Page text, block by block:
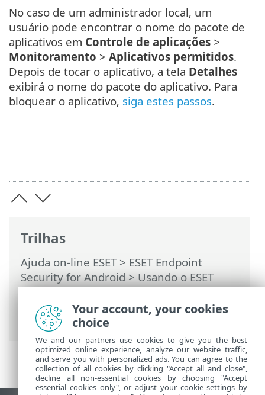
Trilhas
Ajuda on-line ESET> ESET Endpoint
Security for Android>Usando o ESET
Endpoint Security for Android >Controle
de aplicações> Regra de bloqueio>
Bloqueio por nome do aplicativo
No caso de um administrador local, um
usuário pode encontrar o nome do pacote de
aplicativos em Controle de aplicações >
Monitoramento > Aplicativos permitidos.
Depois de tocar o aplicativo, a tela Detalhes
exibirá o nome do pacote do aplicativo. Para
bloquear o aplicativo, siga estes passos.
Your account, your cookies
choice
We and our partners use cookies to give you the best
optimized online experience, analyze our website traffic,
and serve you with personalized ads. You can agree to the
collection of all cookies by clicking "Accept all and close",
decline all non-essential cookies by choosing "Accept
essential cookies only", or adjust your cookie settings by